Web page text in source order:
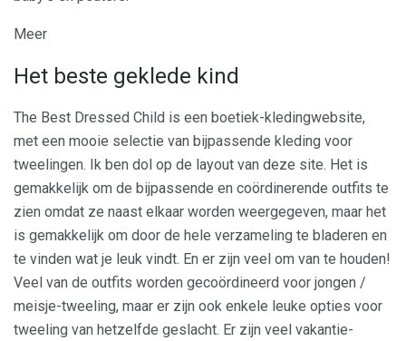
Meer
Het beste geklede kind
The Best Dressed Child is een boetiek-kledingwebsite,
met een mooie selectie van bijpassende kleding voor
tweelingen. Ik ben dol op de layout van deze site. Het is
gemakkelijk om de bijpassende en coördinerende outfits te
zien omdat ze naast elkaar worden weergegeven, maar het
is gemakkelijk om door de hele verzameling te bladeren en
te vinden wat je leuk vindt. En er zijn veel om van te houden!
Veel van de outfits worden gecoördineerd voor jongen /
meisje-tweeling, maar er zijn ook enkele leuke opties voor
tweeling van hetzelfde geslacht. Er zijn veel vakantie-